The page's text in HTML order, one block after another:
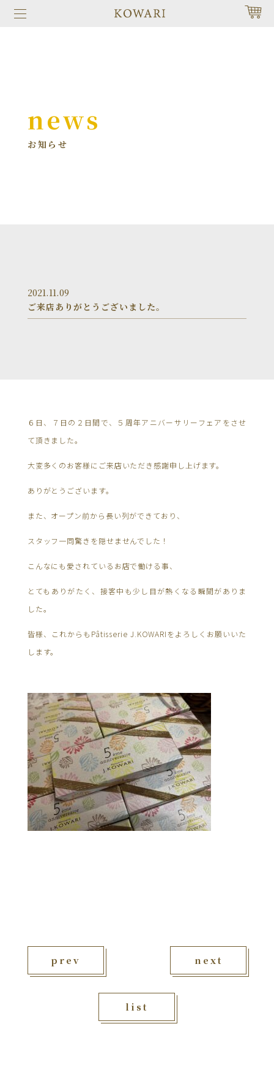
news
お知らせ
2021.11.09
ご来店ありがとうございました。
６日、７日の２日間で、５周年アニバーサリーフェアをさせ
て頂きました。
大変多くのお客様にご来店いただき感謝申し上げます。
ありがとうございます。
また、オープン前から長い列ができており、
スタッフ一同驚きを隠せませんでした！
こんなにも愛されているお店で働ける事、
とてもありがたく、接客中も少し目が熱くなる瞬間がありま
した。
皆様、これからもPâtisserie J.KOWARIをよろしくお願いいた
します。
prev
list
next